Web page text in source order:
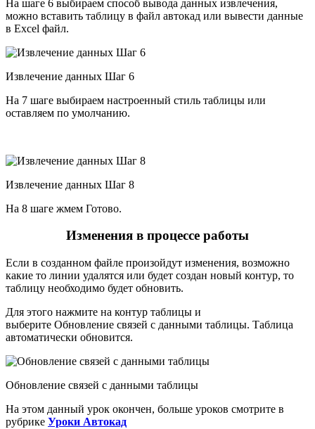
На шаге 6 выбираем способ вывода данных извлечения,
можно вставить таблицу в файл автокад или вывести данные
в Excel файл.
Извлечение данных Шаг 6
На 7 шаге выбираем настроенный стиль таблицы или
оставляем по умолчанию.
Извлечение данных Шаг 8
На 8 шаге жмем Готово.
Изменения в процессе работы
Если в созданном файле произойдут изменения, возможно
какие то линии удалятся или будет создан новый контур, то
таблицу необходимо будет обновить.
Для этого нажмите на контур таблицы и
выберите Обновление связей с данными таблицы. Таблица
автоматически обновится.
Обновление связей с данными таблицы
На этом данный урок окончен, больше уроков смотрите в
рубрике Уроки Автокад